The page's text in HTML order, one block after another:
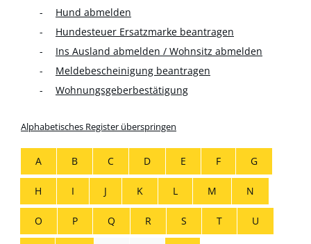
Hund abmelden
Hundesteuer Ersatzmarke beantragen
Ins Ausland abmelden / Wohnsitz abmelden
Meldebescheinigung beantragen
Wohnungsgeberbestätigung
Alphabetisches Register überspringen
A B C D E F G
H I J K L M N
O P Q R S T U